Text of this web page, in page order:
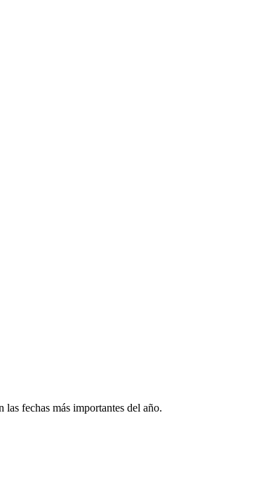
las fechas más importantes del año.